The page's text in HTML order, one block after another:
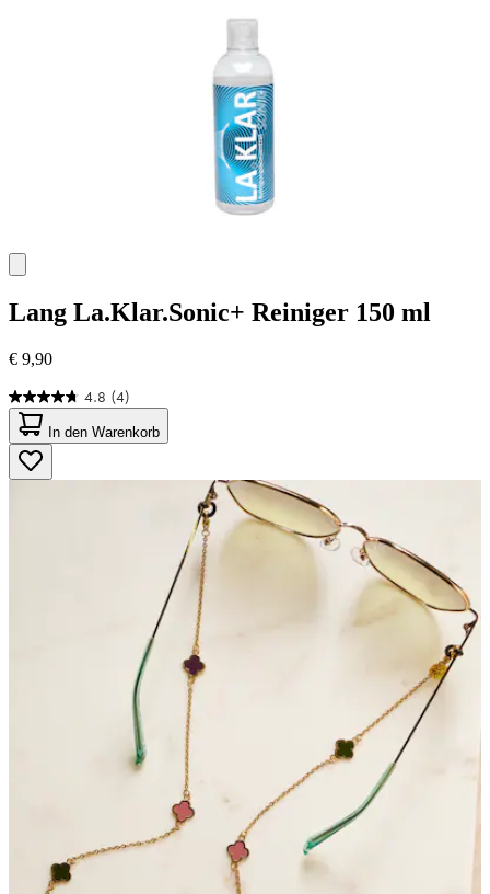
Lang La.Klar.Sonic+ Reiniger 150 ml
€ 9,90
4.8 (4)
4.8
von
5
Sternen.
4
In den Warenkorb